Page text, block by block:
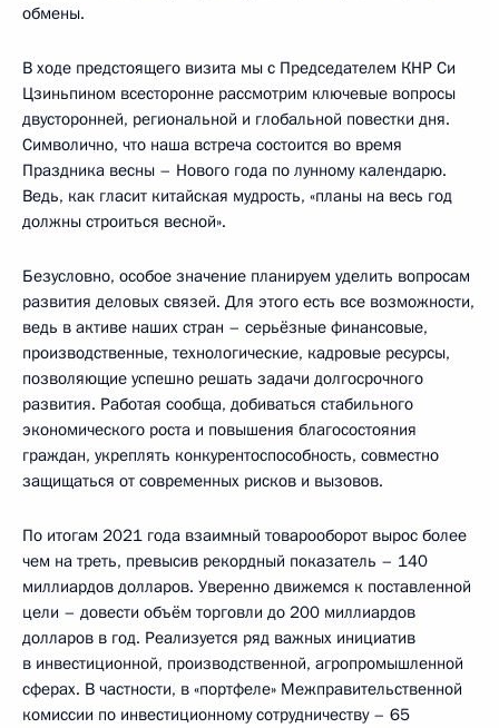
обмены.
В ходе предстоящего визита мы с Председателем КНР Си
Цзиньпином всесторонне рассмотрим ключевые вопросы
двусторонней, региональной и глобальной повестки дня.
Символично, что наша встреча состоится во время
Праздника весны – Нового года по лунному календарю.
Ведь, как гласит китайская мудрость, «планы на весь год
должны строиться весной».
Безусловно, особое значение планируем уделить вопросам
развития деловых связей. Для этого есть все возможности,
ведь в активе наших стран – серьёзные финансовые,
производственные, технологические, кадровые ресурсы,
позволяющие успешно решать задачи долгосрочного
развития. Работая сообща, добиваться стабильного
экономического роста и повышения благосостояния
граждан, укреплять конкурентоспособность, совместно
защищаться от современных рисков и вызовов.
По итогам 2021 года взаимный товарооборот вырос более
чем на треть, превысив рекордный показатель – 140
миллиардов долларов. Уверенно движемся к поставленной
цели – довести объём торговли до 200 миллиардов
долларов в год. Реализуется ряд важных инициатив
в инвестиционной, производственной, агропромышленной
сферах. В частности, в «портфеле» Межправительственной
комиссии по инвестиционному сотрудничеству – 65